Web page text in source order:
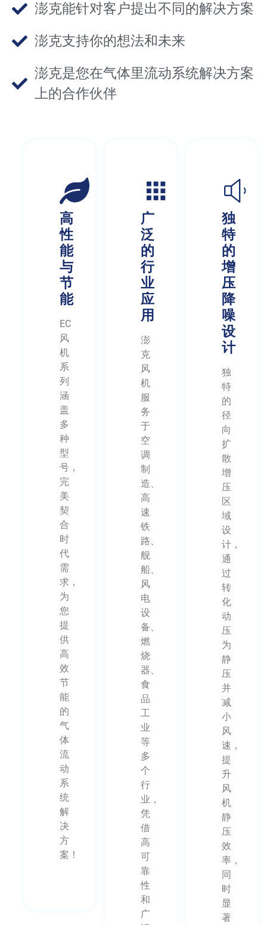
澎克能针对客户提出不同的解决方案
澎克支持你的想法和未来
澎克是您在气体里流动系统解决方案
上的合作伙伴
高
性
能
与
节
能
EC
风
机
系
列
涵
盖
多
种
型
号，
完
美
契
合
时
代
需
求，
为
您
提
供
高
效
节
能
的
气
体
流
动
系
统
解
决
方
案！
广
泛
的
行
业
应
用
澎
克
风
机
服
务
于
空
调
制
造、
高
速
铁
路、
舰
船、
风
电
设
备、
燃
烧
器、
食
品
工
业
等
多
个
行
业，
凭
借
高
可
靠
性
和
广
独
特
的
增
压
降
噪
设
计
独
特
的
径
向
扩
散
增
压
区
域
设
计，
通
过
转
化
动
压
为
静
压
并
减
小
风
速，
提
升
风
机
静
压
效
率，
同
时
显
著